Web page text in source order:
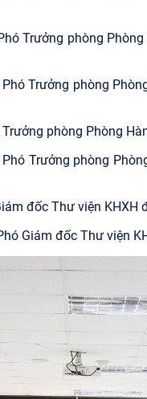
Trưởng phòng
Trưởng phòng
phòng Phòng
Trưởng phòng
đốc Thư viện KHXH
Giám đốc Thư viện